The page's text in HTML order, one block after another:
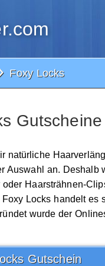
Foxy Locks
natürliche
Auswahl an.
Haarsträhnen-
Locks handelt
wurde der
Gutschein